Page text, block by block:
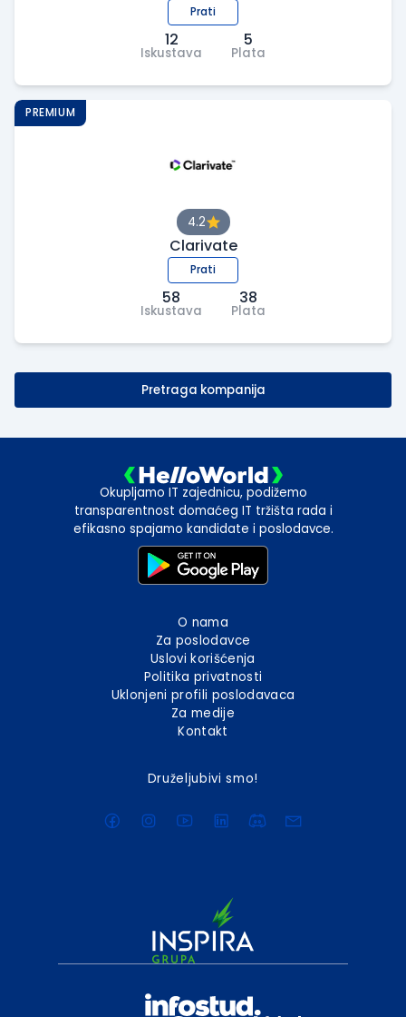
Prati
12
Iskustava
5
Plata
4.2
Clarivate
Prati
58
Iskustava
38
Plata
PREMIUM
Pretraga kompanija
Okupljamo IT zajednicu, podižemo
transparentnost domaćeg IT tržišta rada i
efikasno spajamo kandidate i poslodavce.
O nama
Za poslodavce
Uslovi korišćenja
Politika privatnosti
Uklonjeni profili poslodavaca
Za medije
Kontakt
Druželjubivi smo!